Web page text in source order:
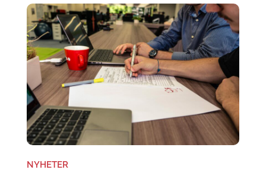
NYHETER